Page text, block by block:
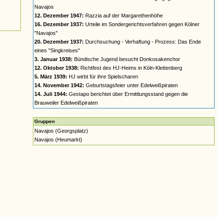
Navajos
12. Dezember 1947: Razzia auf der Margarethenhöhe
16. Dezember 1937: Urteile im Sondergerichtsverfahren gegen Kölner
"Navajos"
20. Dezember 1937: Durchsuchung - Verhaftung - Prozess: Das Ende
eines "Singkreises"
3. Januar 1938: Bündische Jugend besucht Donkosakenchor
12. Oktober 1938: Richtfest des HJ-Heims in Köln-Klettenberg
5. März 1939: HJ wirbt für ihre Spielscharen
14. November 1942: Geburtstagsfeier unter Edelweißpiraten
14. Juli 1944: Gestapo berichtet über Ermittlungsstand gegen die
Brauweiler Edelweißpiraten
Gruppen
Navajos (Georgsplatz)
Navajos (Heumarkt)